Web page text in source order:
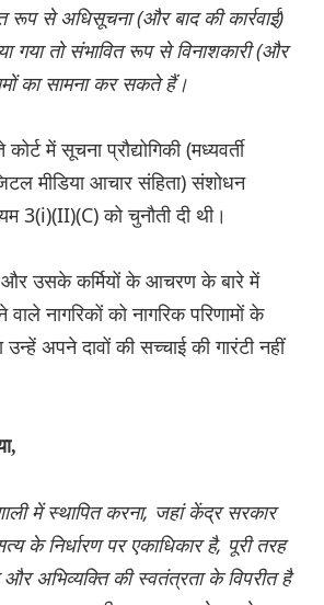
रूप से अधिसूचना (और बाद की कार्रवाई)
गया तो संभावित रूप से विनाशकारी (और
का सामना कर सकते हैं।
में सूचना प्रौद्योगिकी (मध्यवर्ती
मीडिया आचार संहिता) संशोधन
3(i)(II)(C) को चुनौती दी थी।
उसके कर्मियों के आचरण के बारे में
नागरिकों को नागरिक परिणामों के
अपने दावों की सच्चाई की गारंटी नहीं
में स्थापित करना, जहां केंद्र सरकार
के निर्धारण पर एकाधिकार है, पूरी तरह
अभिव्यक्ति की स्वतंत्रता के विपरीत है